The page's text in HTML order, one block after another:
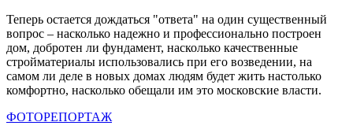
Теперь остается дождаться "ответа" на один существенный
вопрос – насколько надежно и профессионально построен
дом, добротен ли фундамент, насколько качественные
стройматериалы использовались при его возведении, на
самом ли деле в новых домах людям будет жить настолько
комфортно, насколько обещали им это московские власти.
ФОТОРЕПОРТАЖ